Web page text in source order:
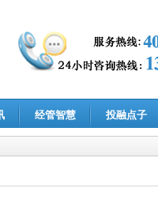
经管智慧 投融点子